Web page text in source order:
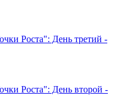
Роста": День третий -
Роста": День второй -